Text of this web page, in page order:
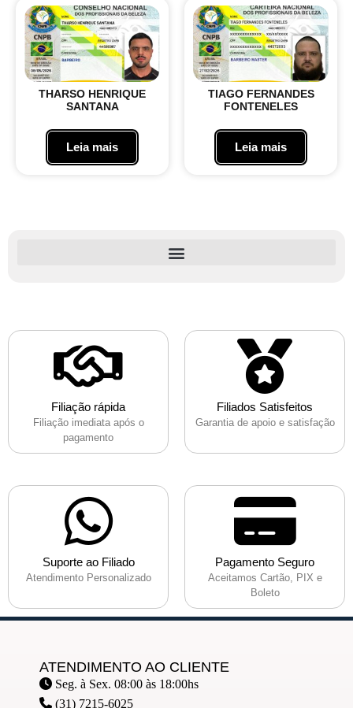
THARSO HENRIQUE
SANTANA
Leia mais
TIAGO FERNANDES
FONTENELES
Leia mais
Filiação rápida
Filiação imediata após o
pagamento
Filiados Satisfeitos
Garantia de apoio e satisfação
Suporte ao Filiado
Atendimento Personalizado
Pagamento Seguro
Aceitamos Cartão, PIX e
Boleto
ATENDIMENTO AO CLIENTE
Seg. à Sex. 08:00 às 18:00hs
(31) 7215-6025